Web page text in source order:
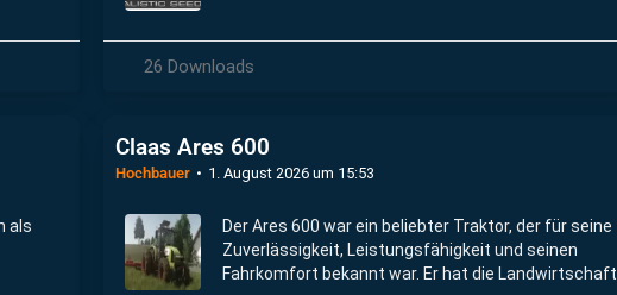
26 Downloads
als
Claas Ares 600
Hochbauer 1. August 2026 um 15:53
Der Ares 600 war ein beliebter Traktor, der für seine
Zuverlässigkeit, Leistungsfähigkeit und seinen
Fahrkomfort bekannt war. Er hat die Landwirtschaft